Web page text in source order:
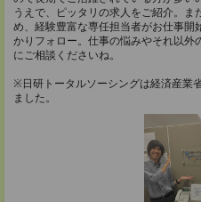
うえで、ピッタリの求人をご紹介。
め、経験豊富な専任担当者がお仕事開
かりフォロー。仕事の悩みやそれ以外
にご相談くださいね。
※日研トータルソーシングは経済産業
ました。